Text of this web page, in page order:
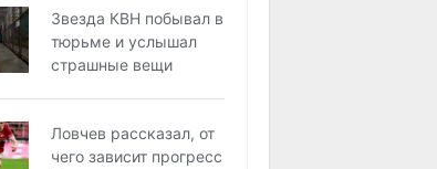
Звезда КВН побывал в
тюрьме и услышал
страшные вещи
Ловчев рассказал, от
чего зависит прогресс